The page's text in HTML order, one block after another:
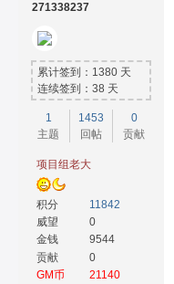
271338237
累计签到：1380 天
连续签到：38 天
1
主题
1453
回帖
0
贡献
项目组老大
积分
11842
威望
0
金钱
9544
贡献
0
GM币
21140